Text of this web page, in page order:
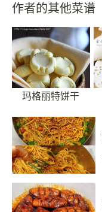
作者的其他菜谱
玛格丽特饼干